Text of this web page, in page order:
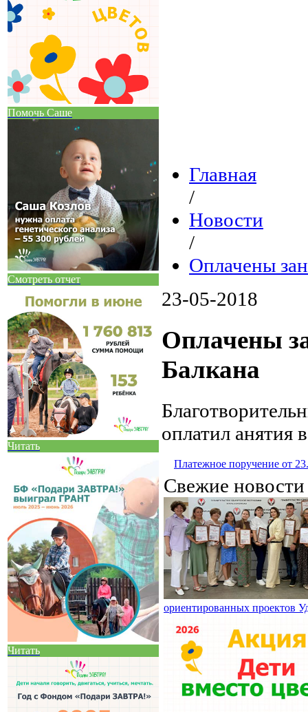
Помочь Саше
Смотреть отчет
Читать
Читать
Главная
/
Новости
/
Оплачены
23-05-2018
Оплачены
Балкана
оплатил анятия
Платежное поручение от
Свежие
ориентированных проектов